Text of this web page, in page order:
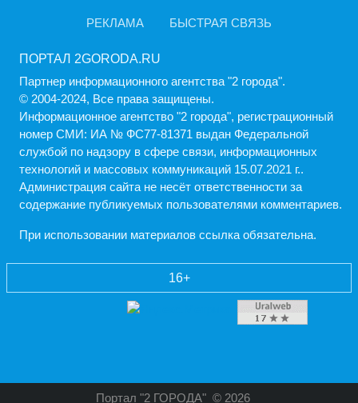
РЕКЛАМА БЫСТРАЯ СВЯЗЬ
ПОРТАЛ 2GORODA.RU
Партнер информационного агентства "2 города".
© 2004-2024, Все права защищены.
Информационное агентство "2 города", регистрационный
номер СМИ: ИА № ФС77-81371 выдан Федеральной
службой по надзору в сфере связи, информационных
технологий и массовых коммуникаций 15.07.2021 г..
Администрация cайта не несёт ответственности за
содержание публикуемых пользователями комментариев.
При использовании материалов ссылка обязательна.
16+
Портал "2 ГОРОДА" © 2026